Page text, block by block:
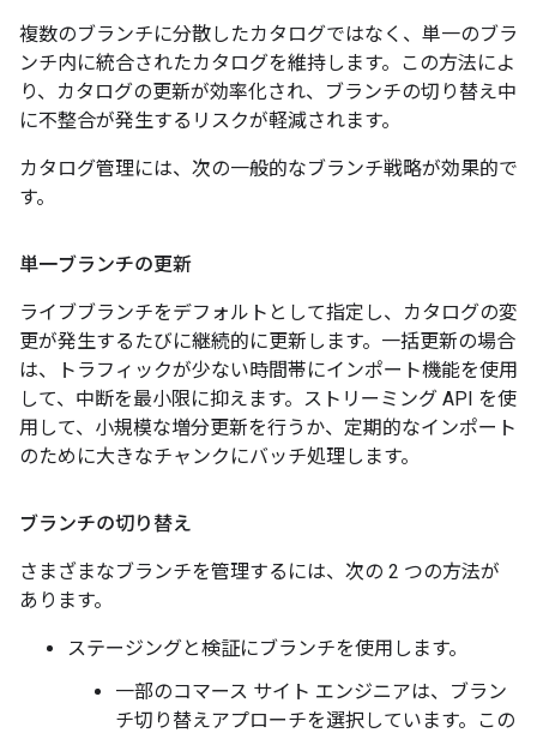
複数のブランチに分散したカタログではなく、単一のブラ
ンチ内に統合されたカタログを維持します。この方法によ
り、カタログの更新が効率化され、ブランチの切り替え中
に不整合が発生するリスクが軽減されます。
カタログ管理には、次の一般的なブランチ戦略が効果的で
す。
単一ブランチの更新
ライブブランチをデフォルトとして指定し、カタログの変
更が発生するたびに継続的に更新します。一括更新の場合
は、トラフィックが少ない時間帯にインポート機能を使用
して、中断を最小限に抑えます。ストリーミング API を使
用して、小規模な増分更新を行うか、定期的なインポート
のために大きなチャンクにバッチ処理します。
ブランチの切り替え
さまざまなブランチを管理するには、次の 2 つの方法が
あります。
ステージングと検証にブランチを使用します。
一部のコマース サイト エンジニアは、ブラン
チ切り替えアプローチを選択しています。この